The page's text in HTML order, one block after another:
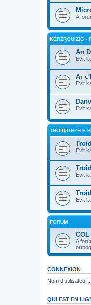
A
KERZROUIZIG -
An
Evit
Ar
Evit
Evit
TROIDIGEZH E
Evit
Evit
Evit
FORUM
A
CONNEXION
Nom d’utilisateur :
QUI EST EN